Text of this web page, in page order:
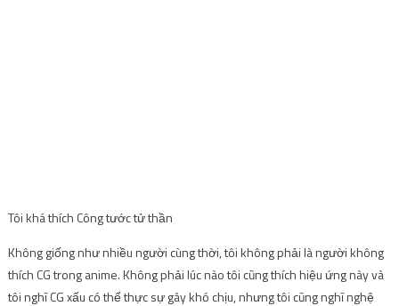
Tôi khá thích Công tước tử thần
Không giống như nhiều người cùng thời, tôi không phải là người không
thích CG trong anime. Không phải lúc nào tôi cũng thích hiệu ứng này và
tôi nghĩ CG xấu có thể thực sự gây khó chịu, nhưng tôi cũng nghĩ nghệ